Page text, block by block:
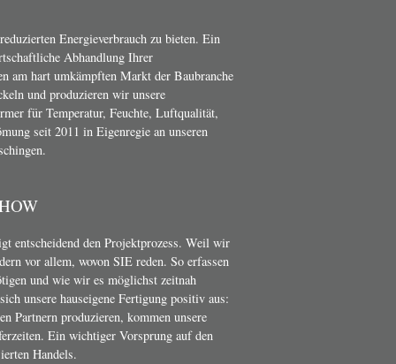
Energieverbrauch zu bieten. Ein
Abhandlung Ihrer
am hart umkämpften Markt der Baubranche
und produzieren wir unsere
für Temperatur, Feuchte, Luftqualität,
seit 2011 in Eigenregie an unseren
entscheidend den Projektprozess. Weil wir
vor allem, wovon SIE reden. So erfassen
und wie wir es möglichst zeitnah
unsere hauseigene Fertigung positiv aus:
Partnern produzieren, kommen unsere
Ein wichtiger Vorsprung auf den
Handels.